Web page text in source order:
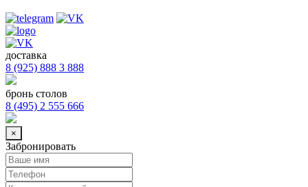
доставка
8 (925) 888 3 888
бронь столов
8 (495) 2 555 666
×
Забронировать